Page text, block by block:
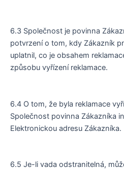
6.3 Společnost je povinna
potvrzení o tom, kdy Zákazník
uplatnil, co je obsahem
způsobu vyřízení reklamace.
6.4 O tom, že byla reklamace
Společnost povinna Zákazníka
Elektronickou adresu Zákazníka.
6.5 Je-li vada odstranitelná,